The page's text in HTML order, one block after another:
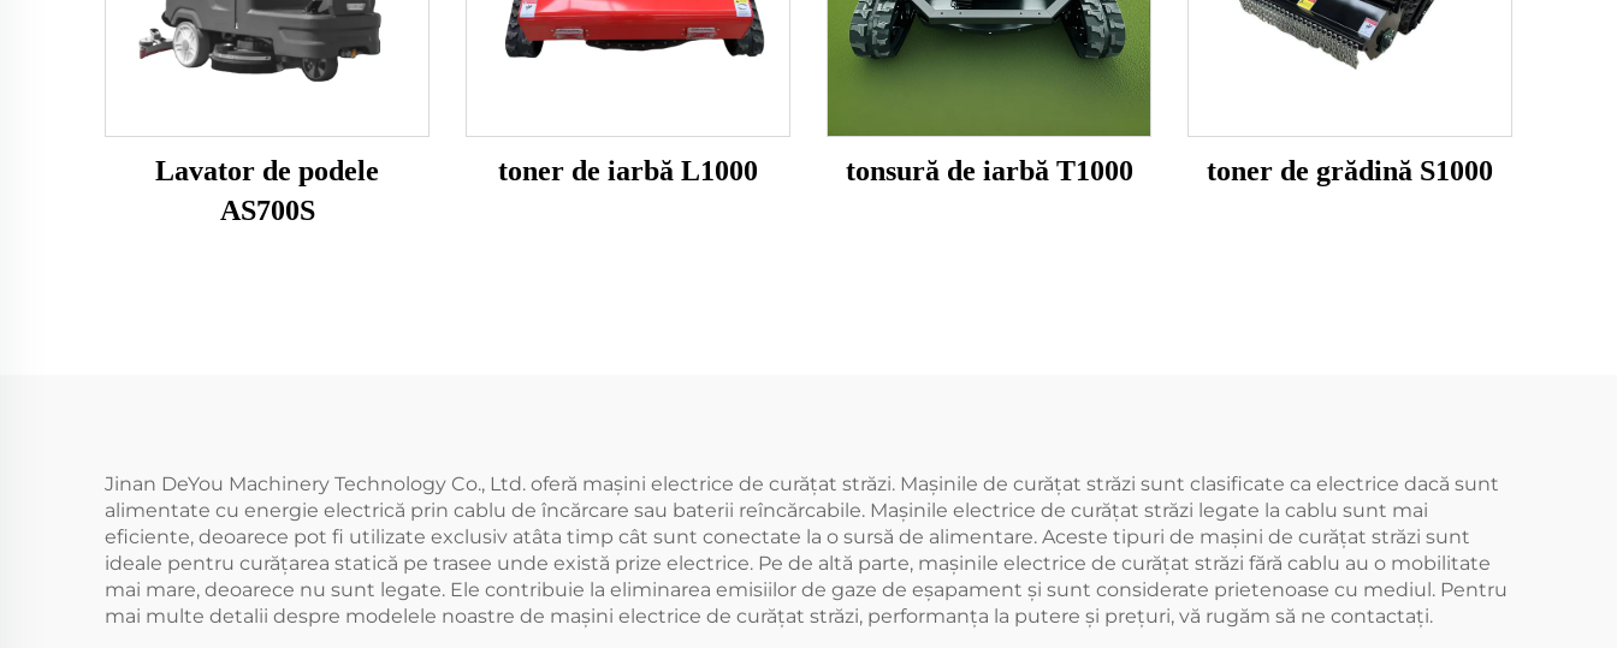
Lavator de podele
AS700S
toner de iarbă L1000 tonsură de iarbă T1000 toner de grădină S1000
Jinan DeYou Machinery Technology Co., Ltd. oferă mașini electrice de curățat străzi. Mașinile de curățat străzi sunt clasificate ca electrice dacă sunt
alimentate cu energie electrică prin cablu de încărcare sau baterii reîncărcabile. Mașinile electrice de curățat străzi legate la cablu sunt mai
eficiente, deoarece pot fi utilizate exclusiv atâta timp cât sunt conectate la o sursă de alimentare. Aceste tipuri de mașini de curățat străzi sunt
ideale pentru curățarea statică pe trasee unde există prize electrice. Pe de altă parte, mașinile electrice de curățat străzi fără cablu au o mobilitate
mai mare, deoarece nu sunt legate. Ele contribuie la eliminarea emisiilor de gaze de eșapament și sunt considerate prietenoase cu mediul. Pentru
mai multe detalii despre modelele noastre de mașini electrice de curățat străzi, performanța la putere și prețuri, vă rugăm să ne contactați.